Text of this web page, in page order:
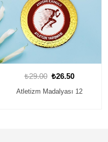
₺29.00 ₺26.50
Kişiye Özel Atletizm Madalyası